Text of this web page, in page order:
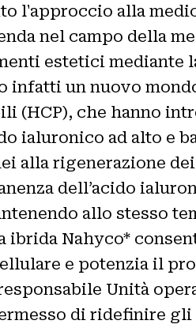
alla
nel campo della
estetici mediante
infatti un nuovo
che hanno
ialuronico ad alto e
alla rigenerazione
dell’acido
allo stesso
Nahyco*
e potenzia il
Unità
di ridefinire